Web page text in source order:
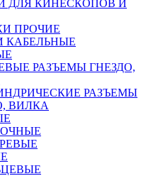
ДЛЯ КИНЕСКОПОВ И
ПРОЧИЕ
КАБЕЛЬНЫЕ
РАЗЪЕМЫ ГНЕЗДО,
РАЗЪЕМЫ
ВИЛКА